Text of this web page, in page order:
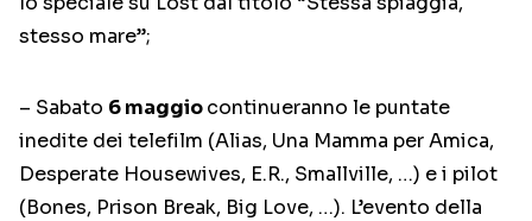
stesso mare”;
– Sabato 6 maggiocontinueranno le puntate
inedite dei telefilm (Alias, Una Mamma per Amica,
Desperate Housewives, E.R., Smallville, …) e i pilot
(Bones, Prison Break, Big Love, …). L’evento della